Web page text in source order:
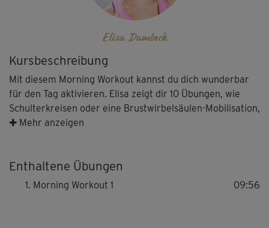
Kursbeschreibung
Mit diesem Morning Workout kannst du dich wunderbar
für den Tag aktivieren. Elisa zeigt dir 10 Übungen, wie
Schulterkreisen oder eine Brustwirbelsäulen-Mobilisation,
die jeweils eine Minute dauern und dich sanft
Tipp: Wenn du mehrere Kurse aus der Morning Workout-
Reihe kombinieren willst, ist diese Einheit das perfekte
✚ Mehr anzeigen
Enthaltene Übungen
Morning Workout 1 09:56
Elisa Dambeck